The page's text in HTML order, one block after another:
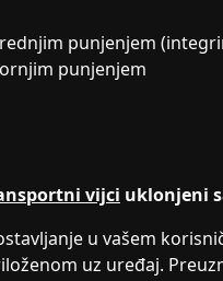
punjenjem
punjenjem
vijci uklonjeni
u vašem
uz uređaj.